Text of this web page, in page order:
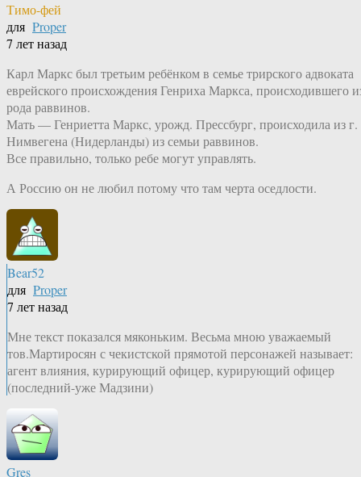
Тимо-фей
для Proper
7 лет назад
Карл Маркс был третьим ребёнком в семье трирского адвоката
еврейского происхождения Генриха Маркса, происходившего
рода раввинов.
Мать — Генриетта Маркс, урожд. Прессбург, происходила из г.
Нимвегена (Нидерланды) из семьи раввинов.
Все правильно, только ребе могут управлять.
А Россию он не любил потому что там черта оседлости.
Bear52
для Proper
7 лет назад
Мне текст показался мяконьким. Весьма мною уважаемый
тов.Мартиросян с чекистской прямотой персонажей называет:
агент влияния, курирующий офицер, курирующий офицер
(последний-уже Мадзини)
Gres